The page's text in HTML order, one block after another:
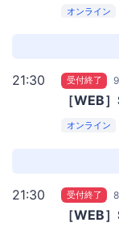
オンライン
21:30 受付終了
［WEB
オンライン
21:30 受付終了
［WEB